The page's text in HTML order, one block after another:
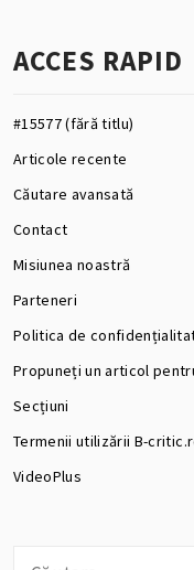
ACCES RAPID
#15577 (fără titlu)
Articole recente
Căutare avansată
Contact
Misiunea noastră
Parteneri
Politica de
Propuneți un articol
Secțiuni
Termenii utilizării B-
VideoPlus